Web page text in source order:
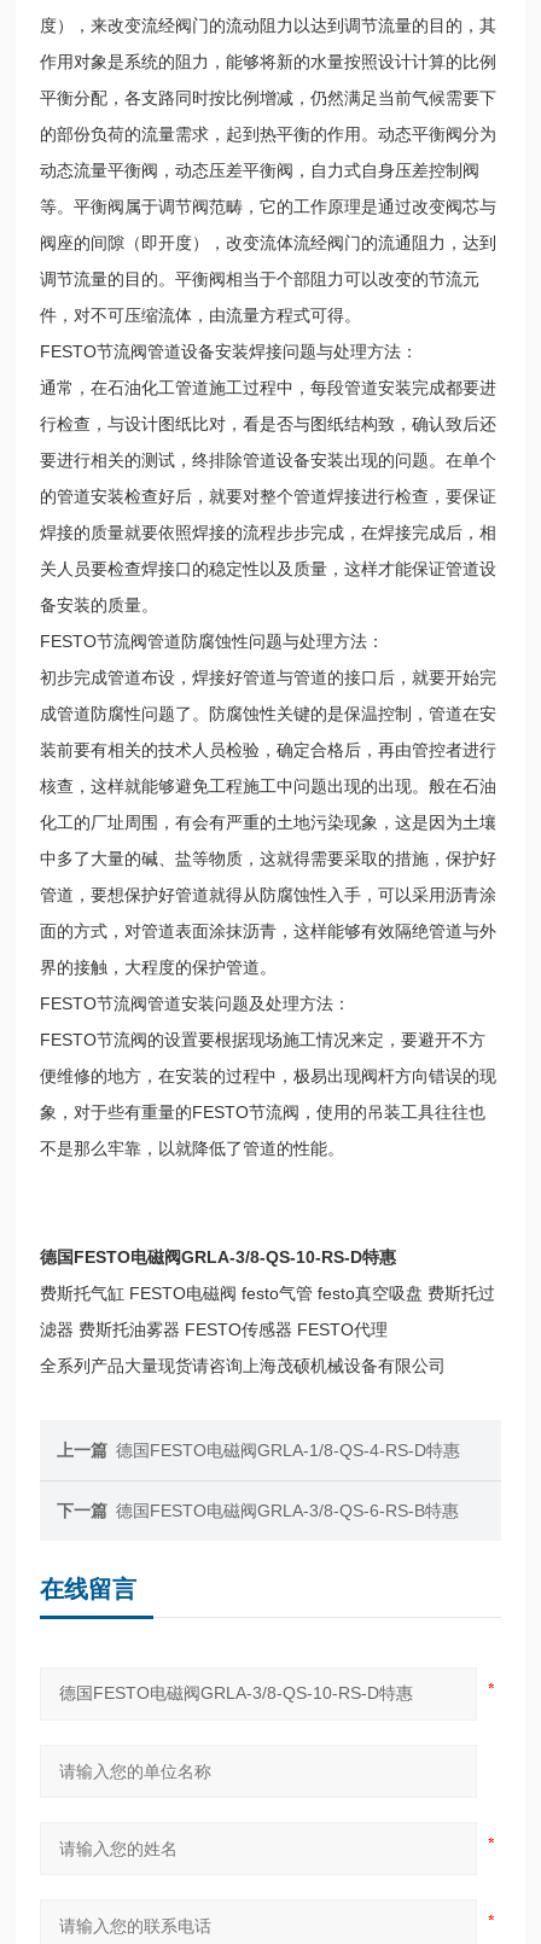
度），来改变流经阀门的流动阻力以达到调节流量的目的，其
作用对象是系统的阻力，能够将新的水量按照设计计算的比例
平衡分配，各支路同时按比例增减，仍然满足当前气候需要下
的部份负荷的流量需求，起到热平衡的作用。动态平衡阀分为
动态流量平衡阀，动态压差平衡阀，自力式自身压差控制阀
等。平衡阀属于调节阀范畴，它的工作原理是通过改变阀芯与
阀座的间隙（即开度），改变流体流经阀门的流通阻力，达到
调节流量的目的。平衡阀相当于个部阻力可以改变的节流元
件，对不可压缩流体，由流量方程式可得。
FESTO节流阀管道设备安装焊接问题与处理方法：
通常，在石油化工管道施工过程中，每段管道安装完成都要进
行检查，与设计图纸比对，看是否与图纸结构致，确认致后还
要进行相关的测试，终排除管道设备安装出现的问题。在单个
的管道安装检查好后，就要对整个管道焊接进行检查，要保证
焊接的质量就要依照焊接的流程步步完成，在焊接完成后，相
关人员要检查焊接口的稳定性以及质量，这样才能保证管道设
备安装的质量。
FESTO节流阀管道防腐蚀性问题与处理方法：
初步完成管道布设，焊接好管道与管道的接口后，就要开始完
成管道防腐性问题了。防腐蚀性关键的是保温控制，管道在安
装前要有相关的技术人员检验，确定合格后，再由管控者进行
核查，这样就能够避免工程施工中问题出现的出现。般在石油
化工的厂址周围，有会有严重的土地污染现象，这是因为土壤
中多了大量的碱、盐等物质，这就得需要采取的措施，保护好
管道，要想保护好管道就得从防腐蚀性入手，可以采用沥青涂
面的方式，对管道表面涂抹沥青，这样能够有效隔绝管道与外
界的接触，大程度的保护管道。
FESTO节流阀管道安装问题及处理方法：
FESTO节流阀的设置要根据现场施工情况来定，要避开不方
便维修的地方，在安装的过程中，极易出现阀杆方向错误的现
象，对于些有重量的FESTO节流阀，使用的吊装工具往往也
不是那么牢靠，以就降低了管道的性能。
德国FESTO电磁阀GRLA-3/8-QS-10-RS-D特惠
费斯托气缸 FESTO电磁阀 festo气管 festo真空吸盘 费斯托过
滤器 费斯托油雾器 FESTO传感器 FESTO代理
全系列产品大量现货请咨询上海茂硕机械设备有限公司
上一篇 德国FESTO电磁阀GRLA-1/8-QS-4-RS-D特惠
下一篇 德国FESTO电磁阀GRLA-3/8-QS-6-RS-B特惠
在线留言